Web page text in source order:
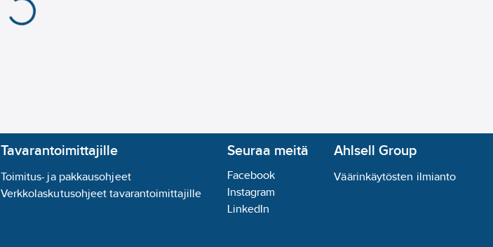
Tavarantoimittajille
Toimitus- ja pakkausohjeet
Verkkolaskutusohjeet tavarantoimittajille
Seuraa meitä
Facebook
Instagram
LinkedIn
Ahlsell Group
Väärinkäytösten ilmianto